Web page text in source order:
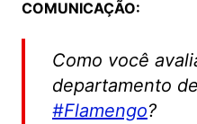
COMUNICAÇÃO:
Como você
departamento
#Flamengo?